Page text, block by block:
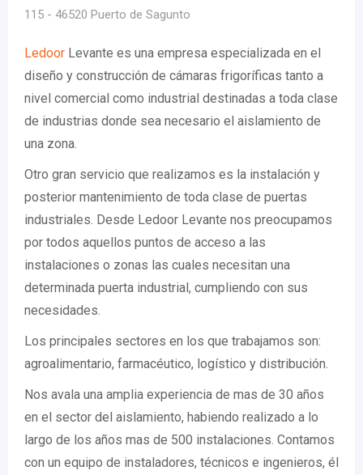
115 - 46520 Puerto de Sagunto
Ledoor Levante es una empresa especializada en el
diseño y construcción de cámaras frigoríficas tanto a
nivel comercial como industrial destinadas a toda clase
de industrias donde sea necesario el aislamiento de
una zona.
Otro gran servicio que realizamos es la instalación y
posterior mantenimiento de toda clase de puertas
industriales. Desde Ledoor Levante nos preocupamos
por todos aquellos puntos de acceso a las
instalaciones o zonas las cuales necesitan una
determinada puerta industrial, cumpliendo con sus
necesidades.
Los principales sectores en los que trabajamos son:
agroalimentario, farmacéutico, logístico y distribución.
Nos avala una amplia experiencia de mas de 30 años
en el sector del aislamiento, habiendo realizado a lo
largo de los años mas de 500 instalaciones. Contamos
con un equipo de instaladores, técnicos e ingenieros, él